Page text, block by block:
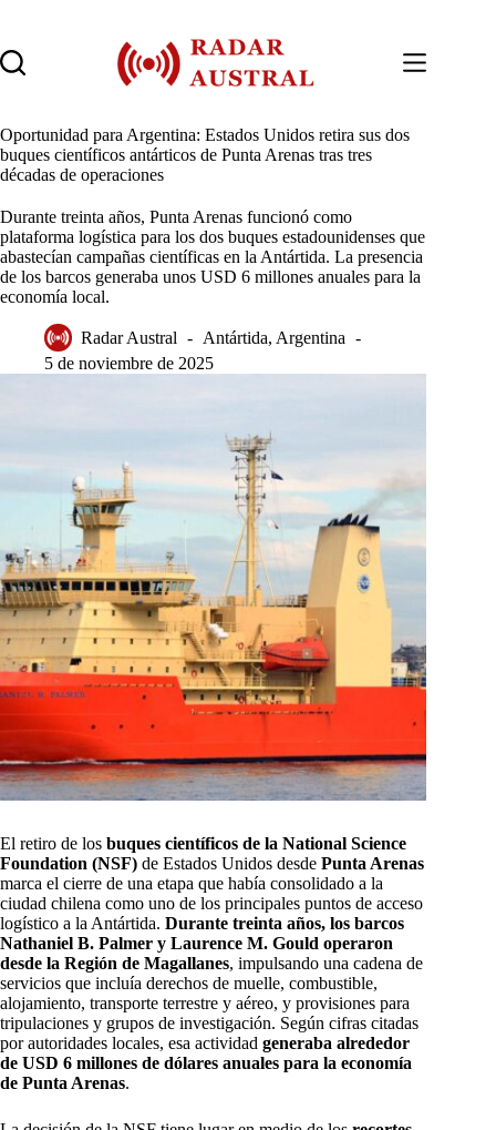
contenido
Oportunidad para Argentina: Estados Unidos retira sus dos
buques científicos antárticos de Punta Arenas tras tres
décadas de operaciones
Durante treinta años, Punta Arenas funcionó como
plataforma logística para los dos buques estadounidenses que
abastecían campañas científicas en la Antártida. La presencia
de los barcos generaba unos USD 6 millones anuales para la
economía local.
Radar Austral Antártida, Argentina
5 de noviembre de 2025
El retiro de los buques científicos de la National Science
Foundation (NSF) de Estados Unidos desde Punta Arenas
marca el cierre de una etapa que había consolidado a la
ciudad chilena como uno de los principales puntos de acceso
logístico a la Antártida. Durante treinta años, los barcos
Nathaniel B. Palmer y Laurence M. Gould operaron
desde la Región de Magallanes, impulsando una cadena de
servicios que incluía derechos de muelle, combustible,
alojamiento, transporte terrestre y aéreo, y provisiones para
tripulaciones y grupos de investigación. Según cifras citadas
por autoridades locales, esa actividad generaba alrededor
de USD 6 millones de dólares anuales para la economía
de Punta Arenas.